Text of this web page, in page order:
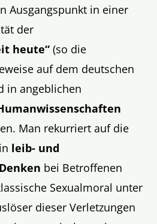
Ausgangspunkt in einer
der
heute“ (so die
auf dem deutschen
in angeblichen
Man rekurriert auf die
leib- und
bei Betroffenen
Sexualmoral unter
dieser Verletzungen